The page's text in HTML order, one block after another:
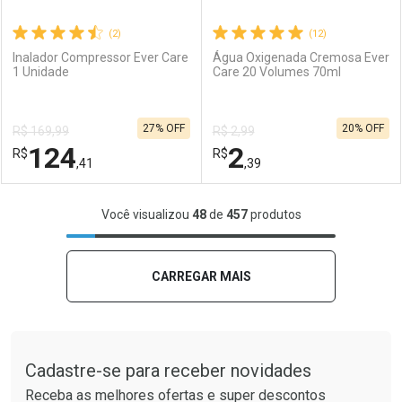
Comprar sem Desconto
Por R$ 10,87/cada
Comprar sem Desconto
Por R$ 10,87/cada
Comprar sem Desconto
Por R$ 8,47/cada
Comprar sem Desconto
Por R$ 8,47/cada
(2)
Inalador Compressor Ever Care
1 Unidade
R$ 169,99
R$124,41
27% OFF
FECHAR
Laboratório
FECHAR
Por Menos
(12)
Água Oxigenada Cremosa Ever
Care 20 Volumes 70ml
R$ 2,99
R$2,39
20% OFF
Laboratório
Por Menos
Você visualizou 48de 457produtos
CARREGAR MAIS
Cadastre-se para receber novidades
Receba as melhores ofertas e super descontos